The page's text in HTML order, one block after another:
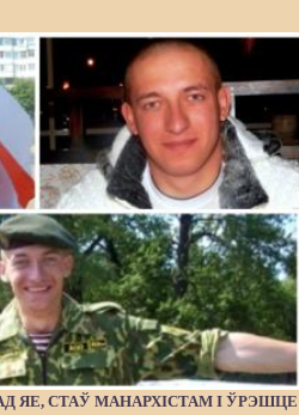
ЯЕ, СТАЎ МАНАРХІСТАМ І ЎРЭШЦЕ